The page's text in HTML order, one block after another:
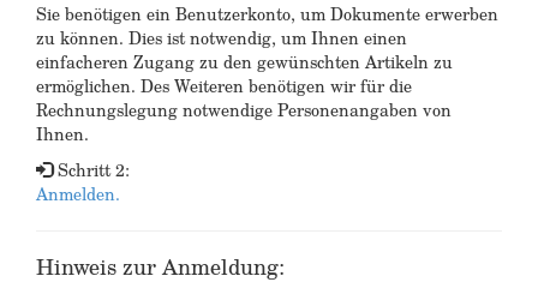
Sie benötigen ein Benutzerkonto, um Dokumente erwerben
zu können. Dies ist notwendig, um Ihnen einen
einfacheren Zugang zu den gewünschten Artikeln zu
ermöglichen. Des Weiteren benötigen wir für die
Rechnungslegung notwendige Personenangaben von
Ihnen.
Schritt 2:
Anmelden.
Hinweis zur Anmeldung: